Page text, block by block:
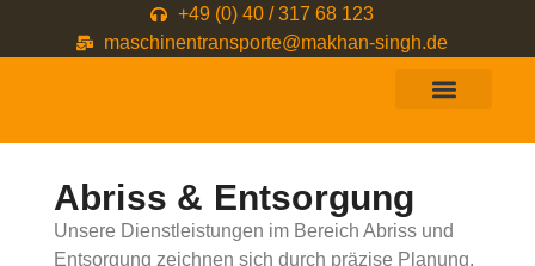
+49 (0) 40 / 317 68 123
maschinentransporte@makhan-singh.de
Abriss & Entsorgung
Unsere Dienstleistungen im Bereich Abriss und
Entsorgung zeichnen sich durch präzise Planung,